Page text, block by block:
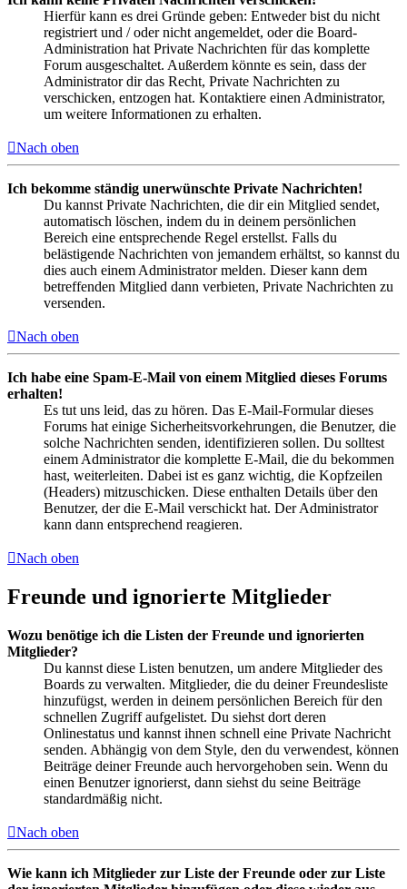
Hierfür kann es drei Gründe geben: Entweder bist du nicht
registriert und / oder nicht angemeldet, oder die Board-
Administration hat Private Nachrichten für das komplette
Forum ausgeschaltet. Außerdem könnte es sein, dass der
Administrator dir das Recht, Private Nachrichten zu
verschicken, entzogen hat. Kontaktiere einen Administrator,
um weitere Informationen zu erhalten.
Nach oben
Ich bekomme ständig unerwünschte Private Nachrichten!
Du kannst Private Nachrichten, die dir ein Mitglied sendet,
automatisch löschen, indem du in deinem persönlichen
Bereich eine entsprechende Regel erstellst. Falls du
belästigende Nachrichten von jemandem erhältst, so kannst du
dies auch einem Administrator melden. Dieser kann dem
betreffenden Mitglied dann verbieten, Private Nachrichten zu
versenden.
Nach oben
Ich habe eine Spam-E-Mail von einem Mitglied dieses Forums
erhalten!
Es tut uns leid, das zu hören. Das E-Mail-Formular dieses
Forums hat einige Sicherheitsvorkehrungen, die Benutzer, die
solche Nachrichten senden, identifizieren sollen. Du solltest
einem Administrator die komplette E-Mail, die du bekommen
hast, weiterleiten. Dabei ist es ganz wichtig, die Kopfzeilen
(Headers) mitzuschicken. Diese enthalten Details über den
Benutzer, der die E-Mail verschickt hat. Der Administrator
kann dann entsprechend reagieren.
Nach oben
Freunde und ignorierte Mitglieder
Wozu benötige ich die Listen der Freunde und ignorierten
Mitglieder?
Du kannst diese Listen benutzen, um andere Mitglieder des
Boards zu verwalten. Mitglieder, die du deiner Freundesliste
hinzufügst, werden in deinem persönlichen Bereich für den
schnellen Zugriff aufgelistet. Du siehst dort deren
Onlinestatus und kannst ihnen schnell eine Private Nachricht
senden. Abhängig von dem Style, den du verwendest, können
Beiträge deiner Freunde auch hervorgehoben sein. Wenn du
einen Benutzer ignorierst, dann siehst du seine Beiträge
standardmäßig nicht.
Nach oben
Wie kann ich Mitglieder zur Liste der Freunde oder zur Liste